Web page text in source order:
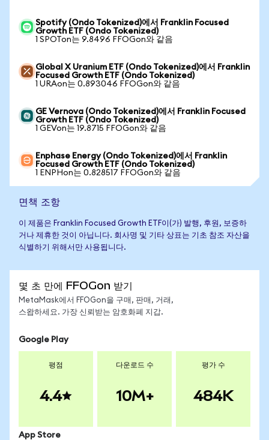
Spotify (Ondo Tokenized)에서 Franklin Focused
Growth ETF (Ondo Tokenized)
1 SPOTon는 9.8496 FFOGon와 같음
Global X Uranium ETF (Ondo Tokenized)에서 Franklin
Focused Growth ETF (Ondo Tokenized)
1 URAon는 0.893046 FFOGon와 같음
GE Vernova (Ondo Tokenized)에서 Franklin Focused
Growth ETF (Ondo Tokenized)
1 GEVon는 19.8715 FFOGon와 같음
Enphase Energy (Ondo Tokenized)에서 Franklin
Focused Growth ETF (Ondo Tokenized)
1 ENPHon는 0.828517 FFOGon와 같음
면책 조항
이 제품은 Franklin Focused Growth ETF이(가) 발행, 후원, 보증하
거나 제휴한 것이 아닙니다. 회사명 및 기타 상표는 기초 참조 자산을
식별하기 위해서만 사용됩니다.
몇 초 만에 FFOGon 받기
MetaMask에서 FFOGon을 구매, 판매, 거래,
스왑하세요. 가장 신뢰받는 암호화폐 지갑.
Google Play
평점
4.4
다운로드 수
10M+
평가 수
484K
App Store